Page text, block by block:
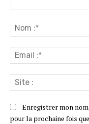
Enregistrer mon
pour la prochaine fois